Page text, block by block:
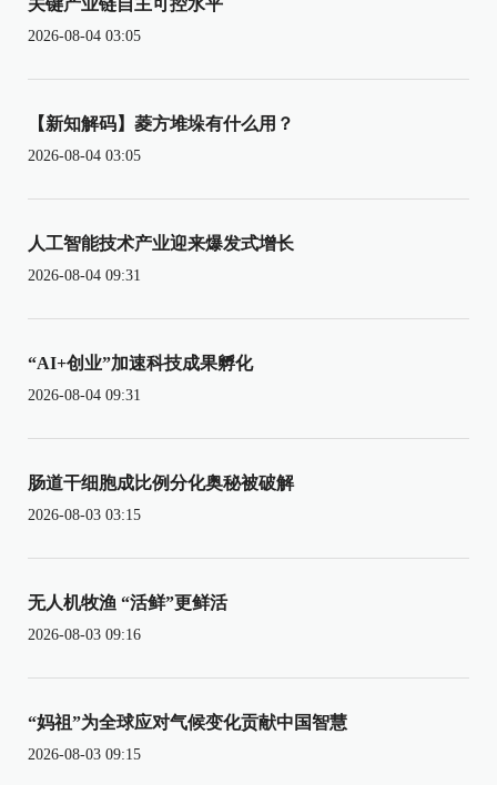
关键产业链自主可控水平
2026-08-04 03:05
【新知解码】菱方堆垛有什么用？
2026-08-04 03:05
人工智能技术产业迎来爆发式增长
2026-08-04 09:31
“AI+创业”加速科技成果孵化
2026-08-04 09:31
肠道干细胞成比例分化奥秘被破解
2026-08-03 03:15
无人机牧渔 “活鲜”更鲜活
2026-08-03 09:16
“妈祖”为全球应对气候变化贡献中国智慧
2026-08-03 09:15